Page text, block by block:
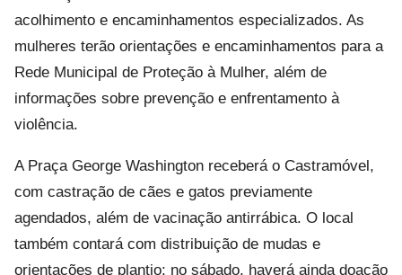
acolhimento e encaminhamentos especializados. As
mulheres terão orientações e encaminhamentos para a
Rede Municipal de Proteção à Mulher, além de
informações sobre prevenção e enfrentamento à
violência.
A Praça George Washington receberá o Castramóvel,
com castração de cães e gatos previamente
agendados, além de vacinação antirrábica. O local
também contará com distribuição de mudas e
orientações de plantio; no sábado, haverá ainda doação